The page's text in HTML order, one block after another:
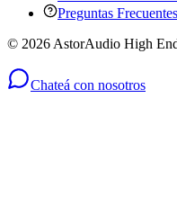
Preguntas
© 2026 AstorAudio High
Chateá con nosotros